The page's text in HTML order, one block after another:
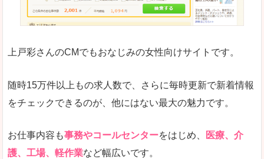
詳しい説明 サイト内の検索の人気ワードで英語や中国語など
人気度 普通のマイナビの方を使っている方が多く、女
さまざまな検索機能が充実しており、条件面やこ
ただし、求人情報が少し見づらいです。
上戸彩さんのCMでもおなじみの女性向けサイトです。
随時15万件以上もの求人数で、さらに毎時更新で新着情報
をチェックできるのが、他にはない最大の魅力です。
お仕事内容も事務やコールセンターをはじめ、
医療、介
護、工場、軽作業など幅広いです。